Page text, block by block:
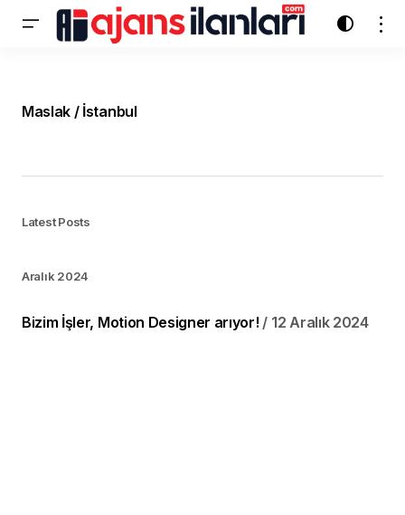
Maslak / İstanbul
Latest Posts
Aralık 2024
Bizim İşler, Motion Designer arıyor! 12 Aralık 2024